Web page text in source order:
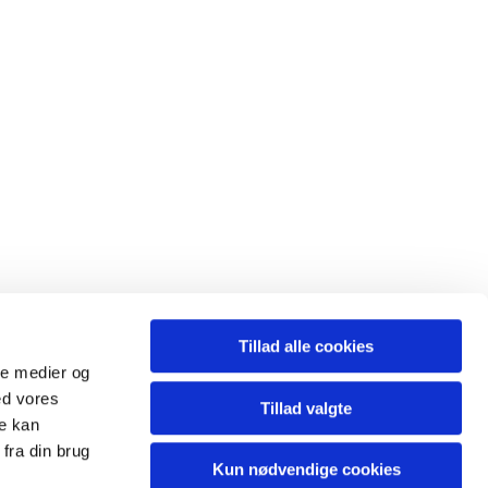
medier og
vores
kan
din brug
Tillad alle cookies
Tillad valgte
Kun nødvendige cookies